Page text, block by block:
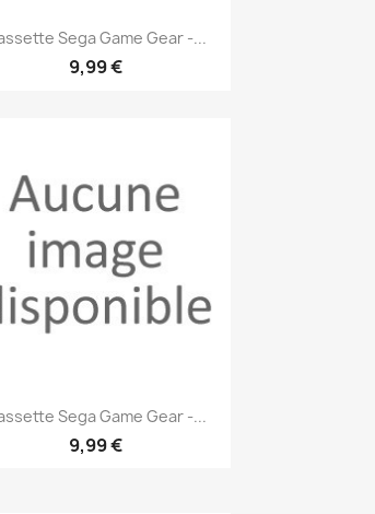
Aperçu rapide
Sega Game Gear -...
9,99 €
Aperçu rapide
Sega Game Gear -...
9,99 €